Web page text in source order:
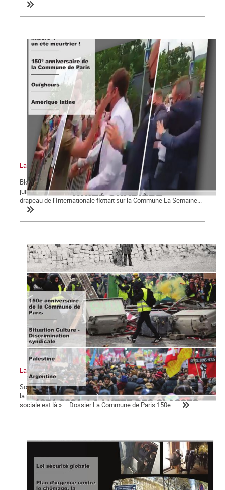
La Commune n°128
Bloc-notes la Commune n°128 La gifle et la manifestation du 12
juin 2021 Chômage, précarité et misère : un été meurtrier ! Le
drapeau de l’Internationale flottait sur la Commune La Semaine...
La Commune n°127
Sommaire : La Commune de Paris 150e anniversaire Pour le FMI,
la pandémie sera source de « troubles sociaux » « La colère
sociale est là » ... Dossier La Commune de Paris 150e...